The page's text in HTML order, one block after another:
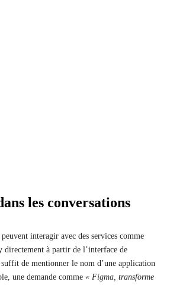
les conversations
interagir avec des services comme
à partir de l’interface de
de mentionner le nom d’une application
une demande comme « Figma, transforme